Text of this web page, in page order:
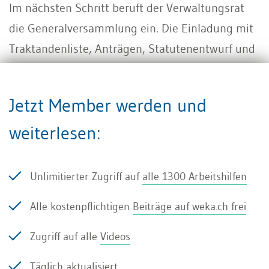
Im nächsten Schritt beruft der Verwaltungsrat
die Generalversammlung ein. Die Einladung mit
Traktandenliste, Anträgen, Statutenentwurf und
700 Abs. 1 OR) In der Generalversammlung
selbst bedarf es eines qualifizierten Mehrs nach
der vertretenen Stimmen und die absolute
Einführung des Kapitalbands zustimmen, gilt die
Statutenänderung als angenommen. Der
Jetzt Member werden und
weiterlesen:
Unlimitierter Zugriff auf alle 1300 Arbeitshilfen
Alle kostenpflichtigen Beiträge auf weka.ch frei
Zugriff auf alle Videos